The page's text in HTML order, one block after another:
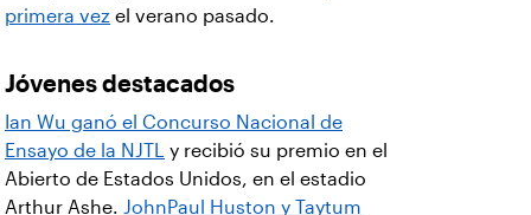
primera vez el verano pasado.
Jóvenes destacados
Ian Wu ganó el Concurso Nacional de
Ensayo de la NJTL
y recibió su premio en el
Abierto de Estados Unidos, en el estadio
Arthur Ashe. JohnPaul Huston y Taytum